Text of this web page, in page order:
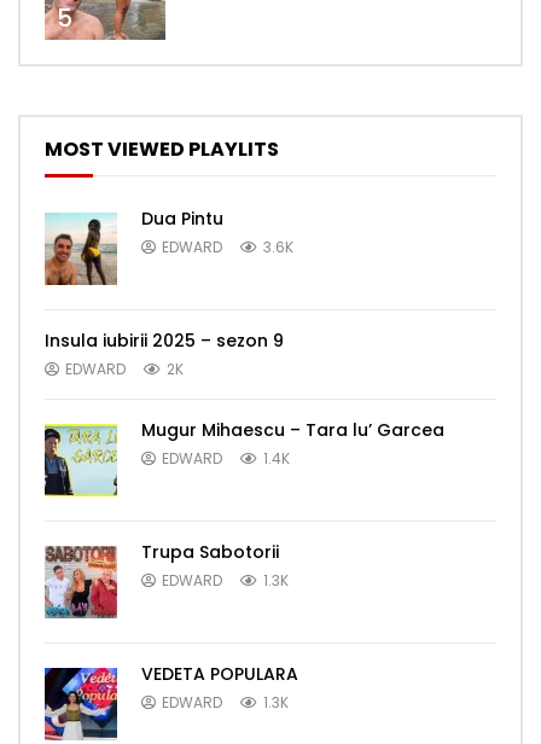
5
MOST VIEWED PLAYLITS
Dua Pintu
EDWARD 3.6K
Insula iubirii 2025 – sezon 9
EDWARD 2K
Mugur Mihaescu – Tara lu’ Garcea
EDWARD 1.4K
Trupa Sabotorii
EDWARD 1.3K
VEDETA POPULARA
EDWARD 1.3K